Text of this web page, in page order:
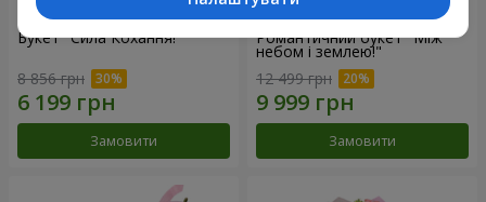
Букет "Сила Кохання!"
8 856 грн
Замовити
Романтичний букет "Між
небом і землею!"
12 499 грн
Замовити